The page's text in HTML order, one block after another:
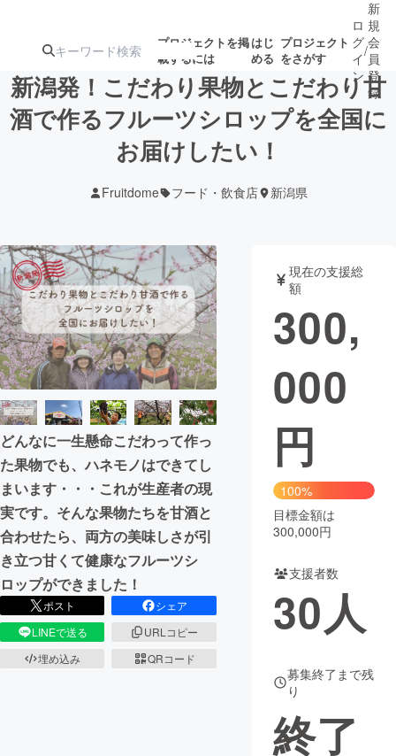
プロジェクトを掲
載するには
はじ
める
プロジェクト
をさがす
注目のリ 注目の新着プロ
ジェクト
募集終了が近いプ
テクノロジー・ガジェット
映像・映画 書籍・雑誌
ビジネス・起業 チャレンジ
まちづくり・地域活性化
CAMPFIRE for Social Good
CAMPFIRE Creation
CAMPFIREふるさと納税machi-ya コミュニティ
ロ
グ
イ
ン
/
新
規
会
員
登
録
新潟発！こだわり果物とこだわり甘
酒で作るフルーツシロップを全国に
お届けしたい！
Fruitdome フード・飲食店 新潟県
どんなに一生懸命こだわって作っ
た果物でも、ハネモノはできてし
まいます・・・これが生産者の現
実です。そんな果物たちを甘酒と
合わせたら、両方の美味しさが引
き立つ甘くて健康なフルーツシ
ロップができました！
ポスト
シェア
LINEで送る
URLコピー
埋め込み
QRコード
現在の支援総
額
300,
000
円
100%
目標金額は
300,000円
支援者数
30人
募集終了まで残
り
終了